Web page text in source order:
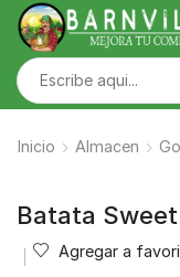
Inicio Almacen
Batata
Agregar a